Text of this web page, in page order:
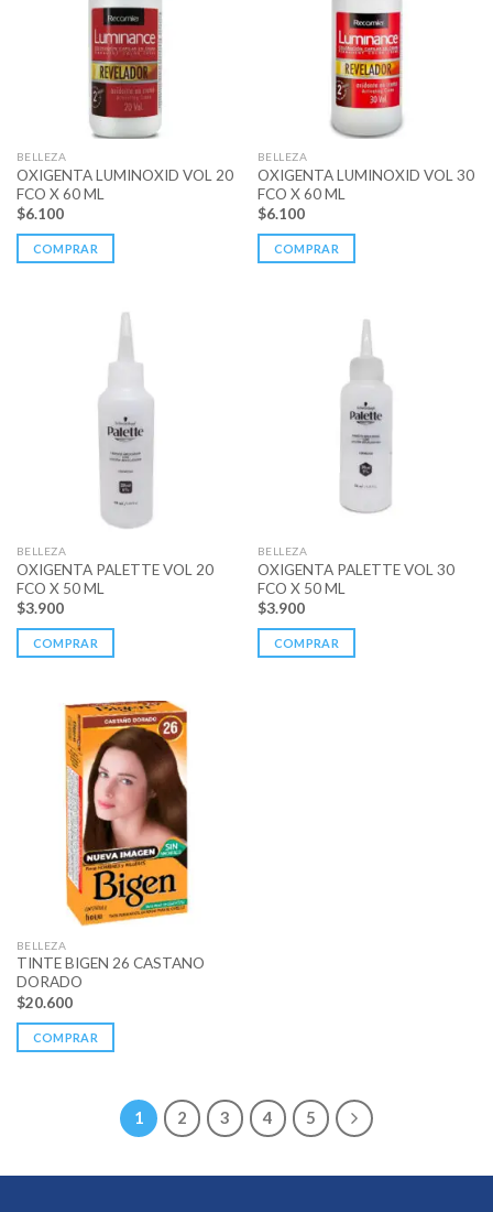
BELLEZA
OXIGENTA LUMINOXID VOL 20
FCO X 60 ML
$6.100
COMPRAR
BELLEZA
OXIGENTA LUMINOXID VOL 30
FCO X 60 ML
$6.100
COMPRAR
BELLEZA
OXIGENTA PALETTE VOL 20
FCO X 50 ML
$3.900
COMPRAR
BELLEZA
OXIGENTA PALETTE VOL 30
FCO X 50 ML
$3.900
COMPRAR
BELLEZA
TINTE BIGEN 26 CASTANO
DORADO
$20.600
COMPRAR
1 2 3 4 5